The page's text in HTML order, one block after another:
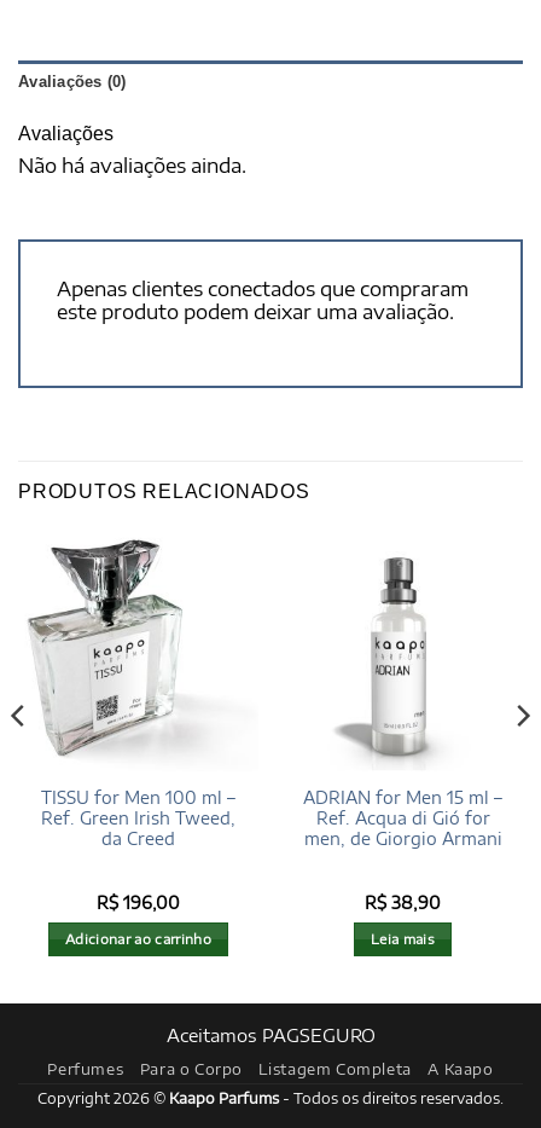
Avaliações (0)
Avaliações
Não há avaliações ainda.
Apenas clientes conectados que compraram
este produto podem deixar uma avaliação.
PRODUTOS RELACIONADOS
TISSU for Men 100 ml –
Ref. Green Irish Tweed,
da Creed
R$196,00
Adicionar ao carrinho
ADRIAN for Men 15 ml –
Ref. Acqua di Gió for
men, de Giorgio Armani
R$38,90
Leia mais
Aceitamos PAGSEGURO
Perfumes Para o Corpo Listagem Completa A Kaapo
Copyright 2026 © Kaapo Parfums- Todos os direitos reservados.